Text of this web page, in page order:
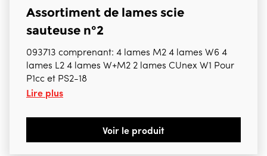
Assortiment de lames scie
sauteuse n°2
093713 comprenant: 4 lames M2 4 lames W6 4
lames L2 4 lames W+M2 2 lames CUnex W1 Pour
P1cc et PS2-18
Lire plus
Voir le produit